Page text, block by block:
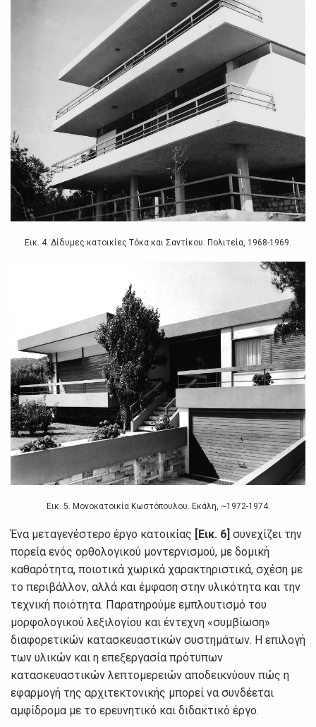
Εικ. 4. Δίδυμες κατοικίες Τόκα και Σαντίκου. Πολιτεία, 1968-1969.
Εικ. 5. Μονοκατοικία Κωστόπουλου. Εκάλη, ~1972-1974.
Ένα μεταγενέστερο έργο κατοικίας [Εικ. 6] συνεχίζει την
πορεία ενός ορθολογικού μοντερνισμού, με δομική
καθαρότητα, ποιοτικά χωρικά χαρακτηριστικά, σχέση με
το περιβάλλον, αλλά και έμφαση στην υλικότητα και την
τεχνική ποιότητα. Παρατηρούμε εμπλουτισμό του
μορφολογικού λεξιλογίου και έντεχνη «συμβίωση»
διαφορετικών κατασκευαστικών συστημάτων. Η επιλογή
των υλικών και η επεξεργασία πρότυπων
κατασκευαστικών λεπτομερειών αποδεικνύουν πώς η
εφαρμογή της αρχιτεκτονικής μπορεί να συνδέεται
αμφίδρομα με το ερευνητικό και διδακτικό έργο.